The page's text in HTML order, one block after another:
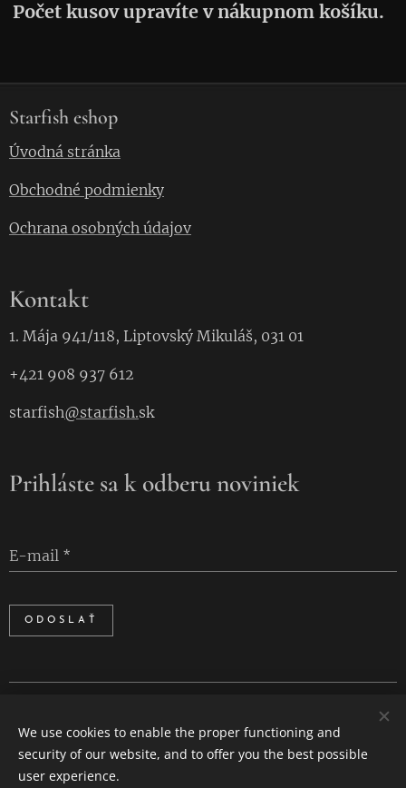
Počet kusov upravíte v nákupnom košíku.
Starfish eshop
Úvodná stránka
Obchodné podmienky
Ochrana osobných údajov
Kontakt
1. Mája 941/118, Liptovský Mikuláš, 031 01
+421 908 937 612
starfish@starfish.sk
Prihláste sa k odberu noviniek
E-mail
ODOSLAŤ
Languages
English
We use cookies to enable the proper functioning and
security of our website, and to offer you the best possible
user experience.